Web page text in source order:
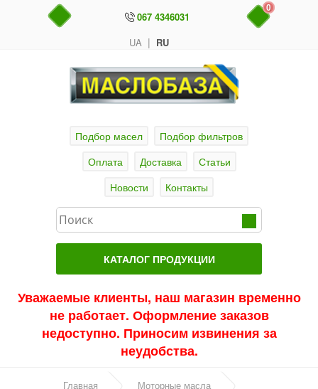
UA | RU
067 4346031
0
Подбор масел
Подбор фильтров
Оплата
Доставка
Статьи
Новости
Контакты
КАТАЛОГ ПРОДУКЦИИ
Актуальные продукты
Акции
Уважаемые клиенты, наш магазин временно
не работает. Оформление заказов
недоступно. Приносим извинения за
неудобства.
Главная Моторные масла